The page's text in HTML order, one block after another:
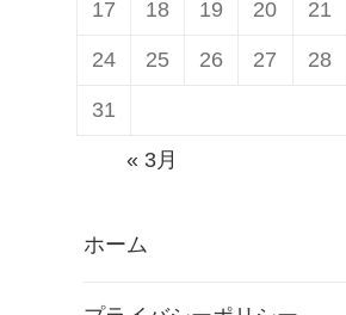
17 18 19 20 21
24 25 26 27 28
31
« 3月
ホーム